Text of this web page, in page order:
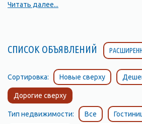
год.
Крымского ханства эти поселения
названиями:
называют Чуфут-Кале)
- Салачик (участок долины реки Чурук-
подножию Чуфут-Кале)
- Эски-Юрт (район, где река Чурук-Су
Читать далее...
СПИСОК ОБЪЯВЛЕНИЙ
Сортировка: Новые сверху
Дорогие сверху
Тип недвижимости: Все